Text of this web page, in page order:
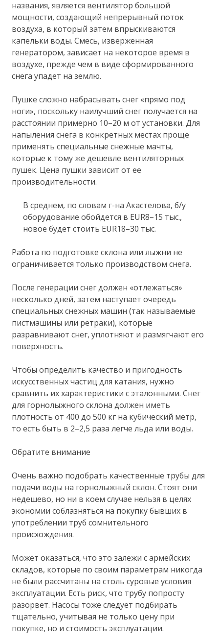
названия, является вентилятор большой
мощности, создающий непрерывный поток
воздуха, в который затем впрыскиваются
капельки воды. Смесь, изверженная
генератором, зависает на некоторое время в
воздухе, прежде чем в виде сформированного
снега упадет на землю.
Пушке сложно набрасывать снег «прямо под
ноги», поскольку наилучший снег получается на
расстоянии примерно 10–20 м от установки. Для
напыления снега в конкретных местах проще
применять специальные снежные мачты,
которые к тому же дешевле вентиляторных
пушек. Цена пушки зависит от ее
производительности.
В среднем, по словам г-на Акастелова, б/у
оборудование обойдется в EUR8–15 тыс.,
новое будет стоить EUR18–30 тыс.
Работа по подготовке склона или лыжни не
ограничивается только производством снега.
После генерации снег должен «отлежаться»
несколько дней, затем наступает очередь
специальных снежных машин (так называемые
пистмашины или ретраки), которые
разравнивают снег, уплотняют и размягчают его
поверхность.
Чтобы определить качество и пригодность
искусственных частиц для катания, нужно
сравнить их характеристики с эталонными. Снег
для горнолыжного склона должен иметь
плотность от 400 до 500 кг на кубический метр,
то есть быть в 2–2,5 раза легче льда или воды.
Обратите внимание
Очень важно подобрать качественные трубы для
подачи воды на горнолыжный склон. Стоят они
недешево, но ни в коем случае нельзя в целях
экономии соблазняться на покупку бывших в
употреблении труб сомнительного
происхождения.
Может оказаться, что это залежи с армейских
складов, которые по своим параметрам никогда
не были рассчитаны на столь суровые условия
эксплуатации. Есть риск, что трубу попросту
разорвет. Насосы тоже следует подбирать
тщательно, учитывая не только цену при
покупке, но и стоимость эксплуатации.